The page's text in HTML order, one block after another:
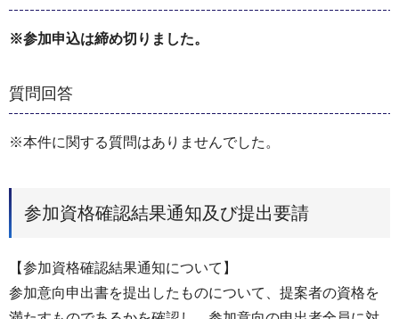
※参加申込は締め切りました。
質問回答
※本件に関する質問はありませんでした。
参加資格確認結果通知及び提出要請
【参加資格確認結果通知について】
参加意向申出書を提出したものについて、提案者の資格を